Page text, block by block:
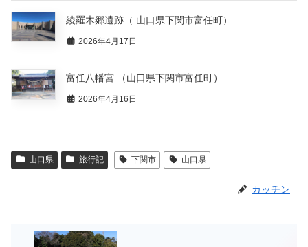
綾羅木郷遺跡（ 山口県下関市富任町）
2026年4月17日
富任八幡宮 （山口県下関市富任町）
2026年4月16日
山口県 旅行記 下関市 山口県
カッチン